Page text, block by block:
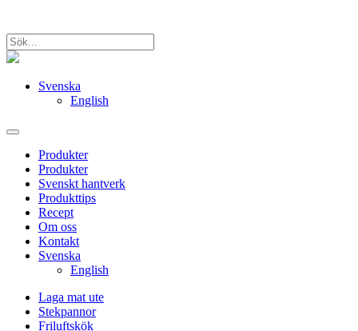
Svenska
English
Produkter
Produkter
Svenskt hantverk
Produkttips
Recept
Om oss
Kontakt
Svenska
English
Laga mat ute
Stekpannor
Friluftskök